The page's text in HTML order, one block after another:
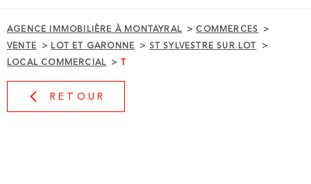
ACHETER
AGENCE IMMOBILIÈRE À MONTAYRAL
COMMERCES
VENTE
LOT ET GARONNE
ST SYLVESTRE SUR LOT
LOCAL COMMERCIAL
T
RETOUR
TYPE
PROFESSIONNEL